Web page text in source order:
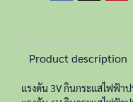
Product description
แรงดัน 3V กินกระแสไฟฟ้า